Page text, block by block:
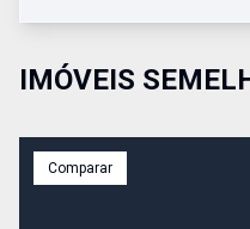
IMÓVEIS
Comparar